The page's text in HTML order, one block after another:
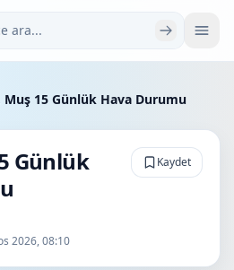
Muş 15 Günlük Hava Durumu
Günlük
2026, 08:10
Kaydet